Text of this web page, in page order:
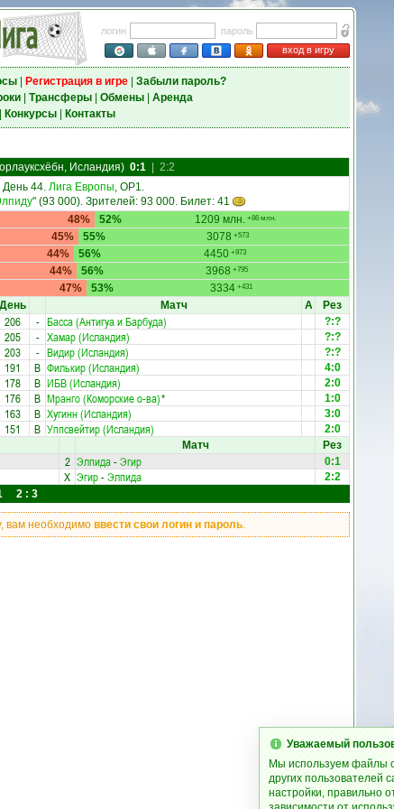
логин
пароль
вход в игру
| Регистрация в игре| Забыли пароль?
| Трансферы| Обмены| Аренда
Конкурсы| Контакты
Исландия) 0:1| 2:2
44. Лига Европы, ОР1.
" (93 000). Зрителей: 93 000. Билет: 41
48% 1209 млн. +86 млн.
52%
45% 3078 +573
55%
44% 4450 +973
56%
44% 3968 +795
56%
47% 3334 +431
53%
День Матч А Рез
206 - Басса (Антигуа и Барбуда) ?:?
205 - Хамар (Исландия) ?:?
203 - Видир (Исландия) ?:?
191 В Филькир (Исландия) 4:0
178 В ИБВ (Исландия) 2:0
176 В Мранго (Коморские о-ва)* 1:0
163 В Хугинн (Исландия) 3:0
151 В Уппсвейтир (Исландия)
2:0
Матч Рез
2 Элпида-Эгир 0:1
X Эгир-Элпида
2:2
1 2 : 3
вам необходимо ввести свои логин и пароль.
Уважаемый
Мы используем файлы
других пользователей
настройки, правильно